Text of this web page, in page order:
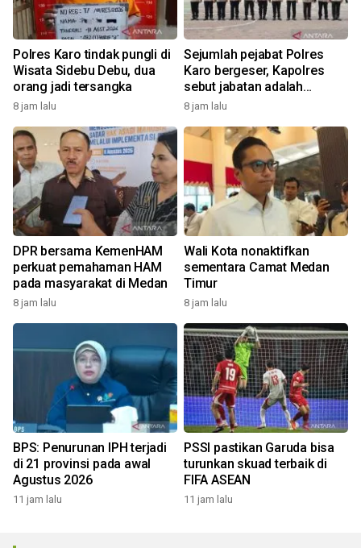
Polres Karo tindak pungli di
Wisata Sidebu Debu, dua
orang jadi tersangka
8 jam lalu
Sejumlah pejabat Polres
Karo bergeser, Kapolres
sebut jabatan adalah
amanah
8 jam lalu
DPR bersama KemenHAM
perkuat pemahaman HAM
pada masyarakat di Medan
8 jam lalu
Wali Kota nonaktifkan
sementara Camat Medan
Timur
8 jam lalu
BPS: Penurunan IPH terjadi
di 21 provinsi pada awal
Agustus 2026
11 jam lalu
PSSI pastikan Garuda bisa
turunkan skuad terbaik di
FIFA ASEAN
11 jam lalu